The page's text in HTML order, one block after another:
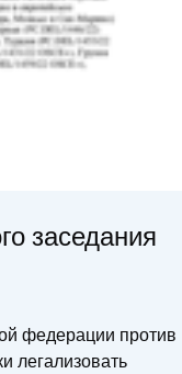
заседания
федерации против
легализовать